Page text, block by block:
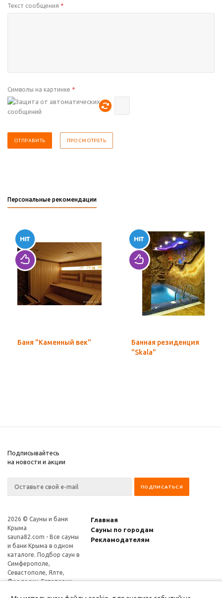
Текст сообщения *
Символы на картинке *
Персональные рекомендации
Баня "Каменный век"
Банная резиденция
"Skala"
Подписывайтесь
на новости и акции
2026 © Сауны и бани
Крыма
sauna82.com - Все сауны
и бани Крыма в одном
каталоге. Подбор саун в
Симферополе,
Севастополе, Ялте,
Феодосии, Евпатории,
Главная
Сауны по городам
Рекламодателям